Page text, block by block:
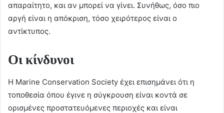
απαραίτητο, και αν μπορεί να γίνει. Συνήθως, όσο πιο
αργή είναι η απόκριση, τόσο χειρότερος είναι ο
αντίκτυπος.
Οι κίνδυνοι
Η Marine Conservation Society έχει επισημάνει ότι η
τοποθεσία όπου έγινε η σύγκρουση είναι κοντά σε
ορισμένες προστατευόμενες περιοχές και είναι